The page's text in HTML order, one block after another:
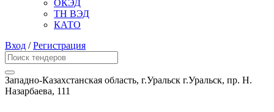
ОКЭД
ТН ВЭД
КАТО
Вход /Регистрация
Западно-Казахстанская область, г.Уральск г.Уральск, пр. Н.
Назарбаева, 111